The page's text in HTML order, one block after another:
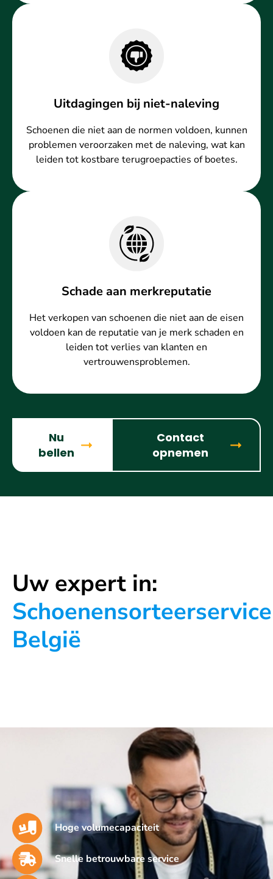
Uitdagingen bij niet-naleving
Schoenen die niet aan de normen voldoen, kunnen
problemen veroorzaken met de naleving, wat kan
leiden tot kostbare terugroepacties of boetes.
Schade aan merkreputatie
Het verkopen van schoenen die niet aan de eisen
voldoen kan de reputatie van je merk schaden en
leiden tot verlies van klanten en
vertrouwensproblemen.
Nu
bellen
Contact
opnemen
Uw expert in:
Schoenensorteerservice
België
Hoge volumecapaciteit
Snelle betrouwbare service